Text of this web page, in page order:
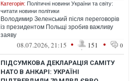
Категорія: Політичні новини України та світу:
читати новини політики
Володимир Зеленський після переговорів
із президентом Польщі зробив важливу
заяву
08.07.2026, 21:15 • 151 • 0
ПІДСУМКОВА ДЕКЛАРАЦІЯ САМІТУ
НАТО В АНКАРІ: УКРАЇНІ